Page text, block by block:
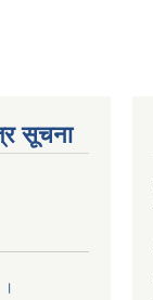
सूचना
।